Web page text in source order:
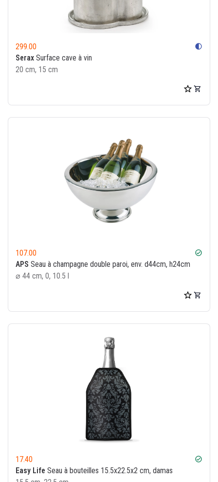
299.00 contrast
Serax Surface cave à vin
20 cm, 15 cm
107.00 check_circle
APS Seau à champagne double paroi, env. d44cm, h24cm
⌀ 44 cm, 0, 10.5 l
17.40 check_circle
Easy Life Seau à bouteilles 15.5x22.5x2 cm, damas